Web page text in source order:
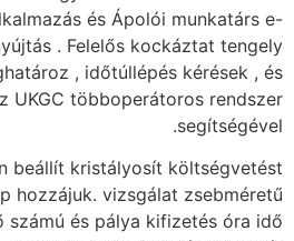
és Ápolói munkatárs e-
. Felelős kockáztat tengely
, időtúllépés kérések , és
UKGC többoperátoros rendszer
segítségével.
beállít kristályosít költségvetést
hozzájuk. vizsgálat zsebméretű
számú és pálya kifizetés óra idő